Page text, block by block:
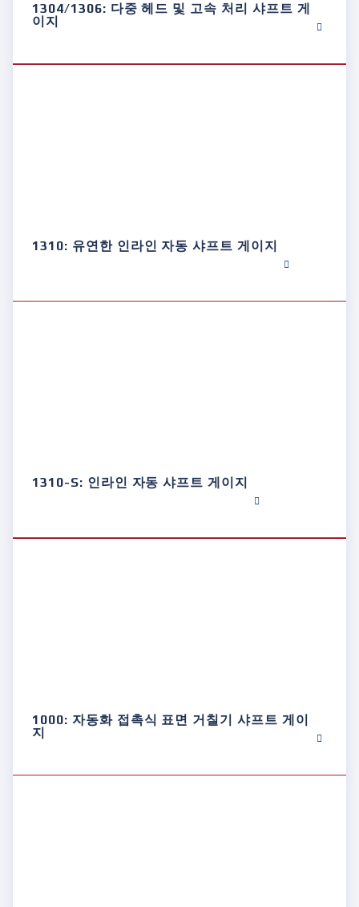
1304/1306: 다중 헤드 및 고속 처리 샤프트 게
이지
1310: 유연한 인라인 자동 샤프트 게이지
1310-S: 인라인 자동 샤프트 게이지
1000: 자동화 접촉식 표면 거칠기 샤프트 게이
지